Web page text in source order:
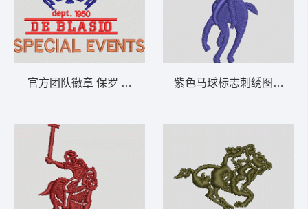
官方团队徽章 保罗 骑马 polo 男紫色马球标志刺绣图案 保